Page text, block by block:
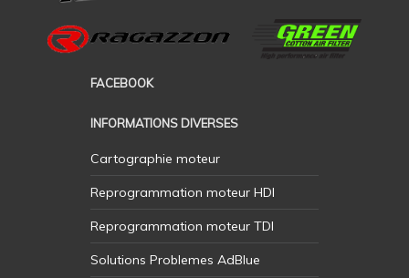
FACEBOOK
INFORMATIONS DIVERSES
Cartographie moteur
Reprogrammation moteur HDI
Reprogrammation moteur TDI
Solutions Problemes AdBlue